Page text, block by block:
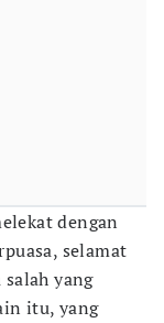
dengan
selamat
yang
itu, yang